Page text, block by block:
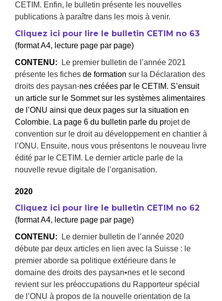
CETIM. Enfin, le bulletin présente les nouvelles
publications à paraître dans les mois à venir.
Cliquez ici pour lire le bulletin CETIM no 63
(format A4, lecture page par page)
CONTENU:
Le premier bulletin de l’année 2021
présente les fiches de formation sur la Déclaration des
droits des paysan·nes créées par le CETIM. S’ensuit
un article sur le Sommet sur les systèmes alimentaires
de l’ONU ainsi que deux pages sur la situation en
Colombie. La page 6 du bulletin parle du projet de
convention sur le droit au développement en chantier à
l’ONU. Ensuite, nous vous présentons le nouveau livre
édité par le CETIM. Le dernier article parle de la
nouvelle revue digitale de l’organisation.
2020
Cliquez ici pour lire le bulletin CETIM no 62
(format A4, lecture page par page)
CONTENU:
Le dernier bulletin de l’année 2020
débute par deux articles en lien avec la Suisse : le
premier aborde sa politique extérieure dans le
domaine des droits des paysan•nes et le second
revient sur les préoccupations du Rapporteur spécial
de l’ONU à propos de la nouvelle orientation de la